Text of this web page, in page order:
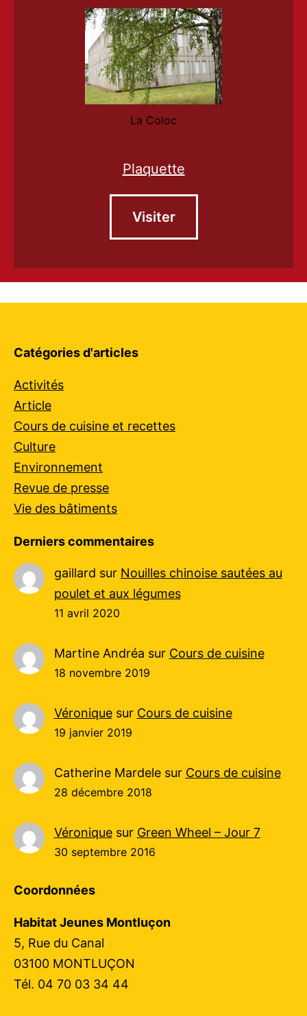
La Coloc
Plaquette
Visiter
Catégories d'articles
Activités
Article
Cours de cuisine et recettes
Culture
Environnement
Revue de presse
Vie des bâtiments
Derniers commentaires
gaillard sur Nouilles chinoise sautées au
poulet et aux légumes
11 avril 2020
Martine Andréa sur Cours de cuisine
18 novembre 2019
Véroniquesur Cours de cuisine
19 janvier 2019
Catherine Mardelesur Cours de cuisine
28 décembre 2018
Véroniquesur Green Wheel – Jour 7
30 septembre 2016
Coordonnées
Habitat Jeunes Montluçon
5, Rue du Canal
03100 MONTLUÇON
Tél. 04 70 03 34 44